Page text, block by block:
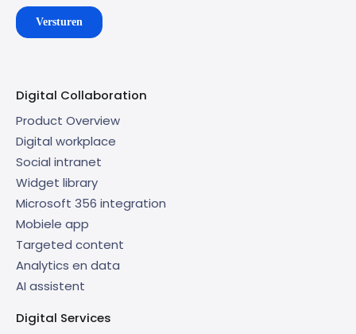
Digital Collaboration
Product Overview
Digital workplace
Social intranet
Widget library
Microsoft 356 integration
Mobiele app
Targeted content
Analytics en data
AI assistent
Digital Services